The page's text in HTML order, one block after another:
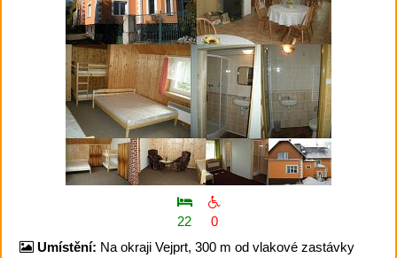
22
0
Umístění: Na okraji Vejprt, 300 m od vlakové zastávky